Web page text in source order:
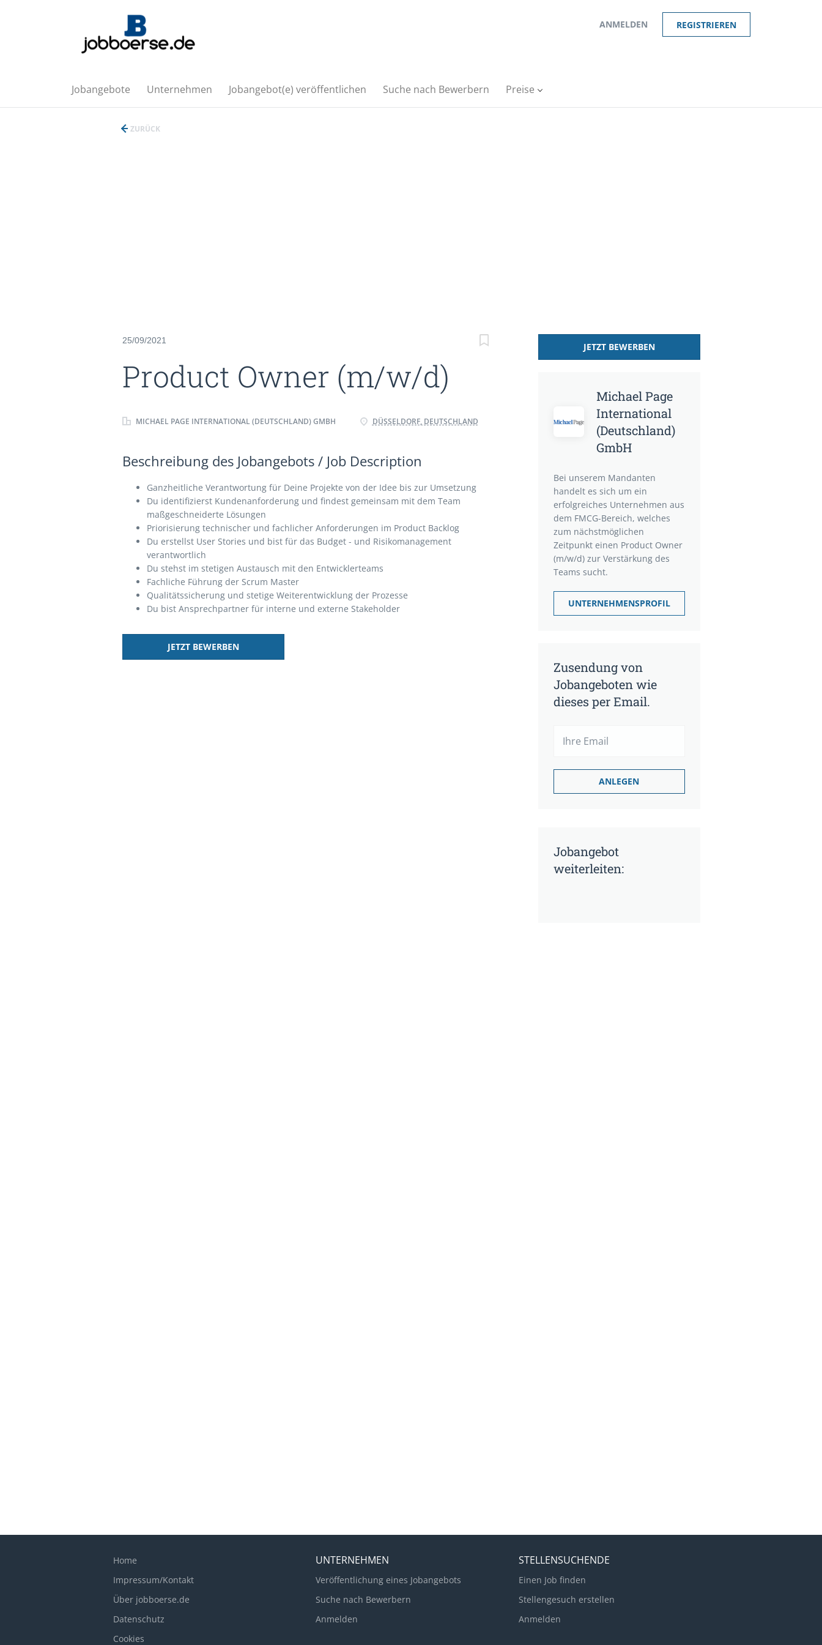
ANMELDEN REGISTRIEREN
Jobangebote Unternehmen Jobangebot(e) veröffentlichen Suche nach Bewerbern Preise
ZURÜCK
25/09/2021
Product Owner (m/w/d)
MICHAEL PAGE INTERNATIONAL (DEUTSCHLAND) GMBH DÜSSELDORF, DEUTSCHLAND
Beschreibung des Jobangebots / Job Description
Ganzheitliche Verantwortung für Deine Projekte von der Idee bis zur Umsetzung
Du identifizierst Kundenanforderung und findest gemeinsam mit dem Team
maßgeschneiderte Lösungen
Priorisierung technischer und fachlicher Anforderungen im Product Backlog
Du erstellst User Stories und bist für das Budget - und Risikomanagement
verantwortlich
Du stehst im stetigen Austausch mit den Entwicklerteams
Fachliche Führung der Scrum Master
Qualitätssicherung und stetige Weiterentwicklung der Prozesse
Du bist Ansprechpartner für interne und externe Stakeholder
JETZT BEWERBEN
JETZT BEWERBEN
Michael Page
International
(Deutschland)
GmbH
Bei unserem Mandanten
handelt es sich um ein
erfolgreiches Unternehmen aus
dem FMCG-Bereich, welches
zum nächstmöglichen
Zeitpunkt einen Product Owner
(m/w/d) zur Verstärkung des
Teams sucht.
UNTERNEHMENSPROFIL
Zusendung von
Jobangeboten wie
dieses per Email.
Jobangebot
weiterleiten:
Home
Impressum/Kontakt
Über jobboerse.de
Datenschutz
Cookies
UNTERNEHMEN
Veröffentlichung eines Jobangebots
Suche nach Bewerbern
Anmelden
STELLENSUCHENDE
Einen Job finden
Stellengesuch erstellen
Anmelden